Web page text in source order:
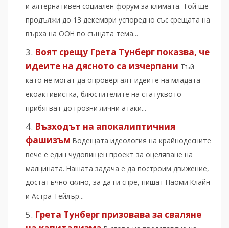
и алтернативен социален форум за климата. Той ще
продължи до 13 декември успоредно със срещата на
върха на ООН по същата тема...
Воят срещу Грета Тунберг показва, че
идеите на дясното са изчерпани Тъй
като не могат да опровергаят идеите на младата
екоактивистка, блюстителите на статуквото
прибягват до грозни лични атаки...
Възходът на апокалиптичния
фашизъм Водещата идеология на крайнодесните
вече е един чудовищен проект за оцеляване на
малцината. Нашата задача е да построим движение,
достатъчно силно, за да ги спре, пишат Наоми Клайн
и Астра Тейлър...
Грета Тунберг призовава за сваляне